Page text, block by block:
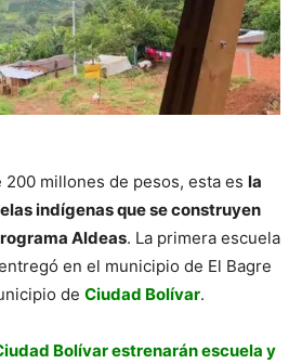
millones de pesos, esta es la
indígenas que se construyen
Aldeas. La primera escuela
en el municipio de El Bagre
de Ciudad Bolívar.
Bolívar estrenarán escuela y